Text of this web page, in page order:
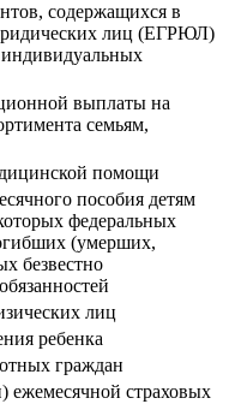
содержащихся в
лиц (ЕГРЮЛ)
индивидуальных
выплаты на
семьям,
помощи
пособия детям
федеральных
(умерших,
безвестно
лиц
ребенка
граждан
ежемесячной страховых